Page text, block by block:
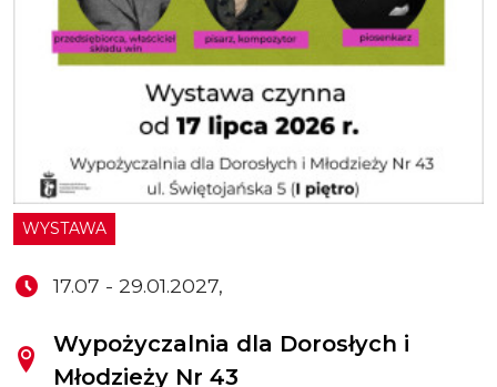
WYSTAWA
17.07 - 29.01.2027,
Wypożyczalnia dla Dorosłych i
Młodzieży Nr 43